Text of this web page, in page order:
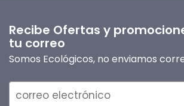
Recibe Ofertas y
tu correo
Somos Ecológicos, no enviamos